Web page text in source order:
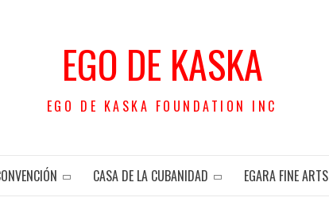
EGO DE KASKA
EGO DE KASKA FOUNDATION INC
CASA DE LA CUBANIDAD EGARA FINE ARTS